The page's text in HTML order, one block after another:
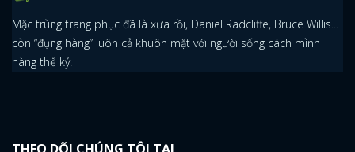
Mặc trùng trang phục đã là xưa rồi, Daniel Radcliffe, Bruce Willis...
còn “đụng hàng” luôn cả khuôn mặt với người sống cách mình
hàng thế kỷ.
THEO DÕI CHÚNG TÔI TẠI